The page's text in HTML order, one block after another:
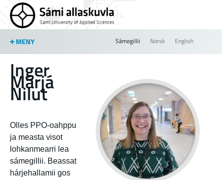
Jump to navigation
MENY Sámegillii Norsk English
Inger
Márjá
Nilut
Olles PPO-oahppu
ja measta visot
lohkanmearri lea
sámegillii. Beassat
hárjehallamii gos